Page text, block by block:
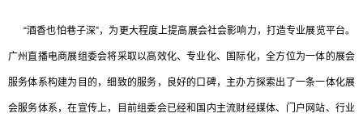
“酒香也怕巷子深”，为更大程度上提高展会社会影响力，打造专业展览平台。
广州直播电商展组委会将采取以高效化、专业化、国际化，全方位为一体的展会
服务体系构建为目的，细致的服务，良好的口碑，主办方探索出了一条一体化展
会服务体系，在宣传上，目前组委会已经和国内主流财经媒体、门户网站、行业